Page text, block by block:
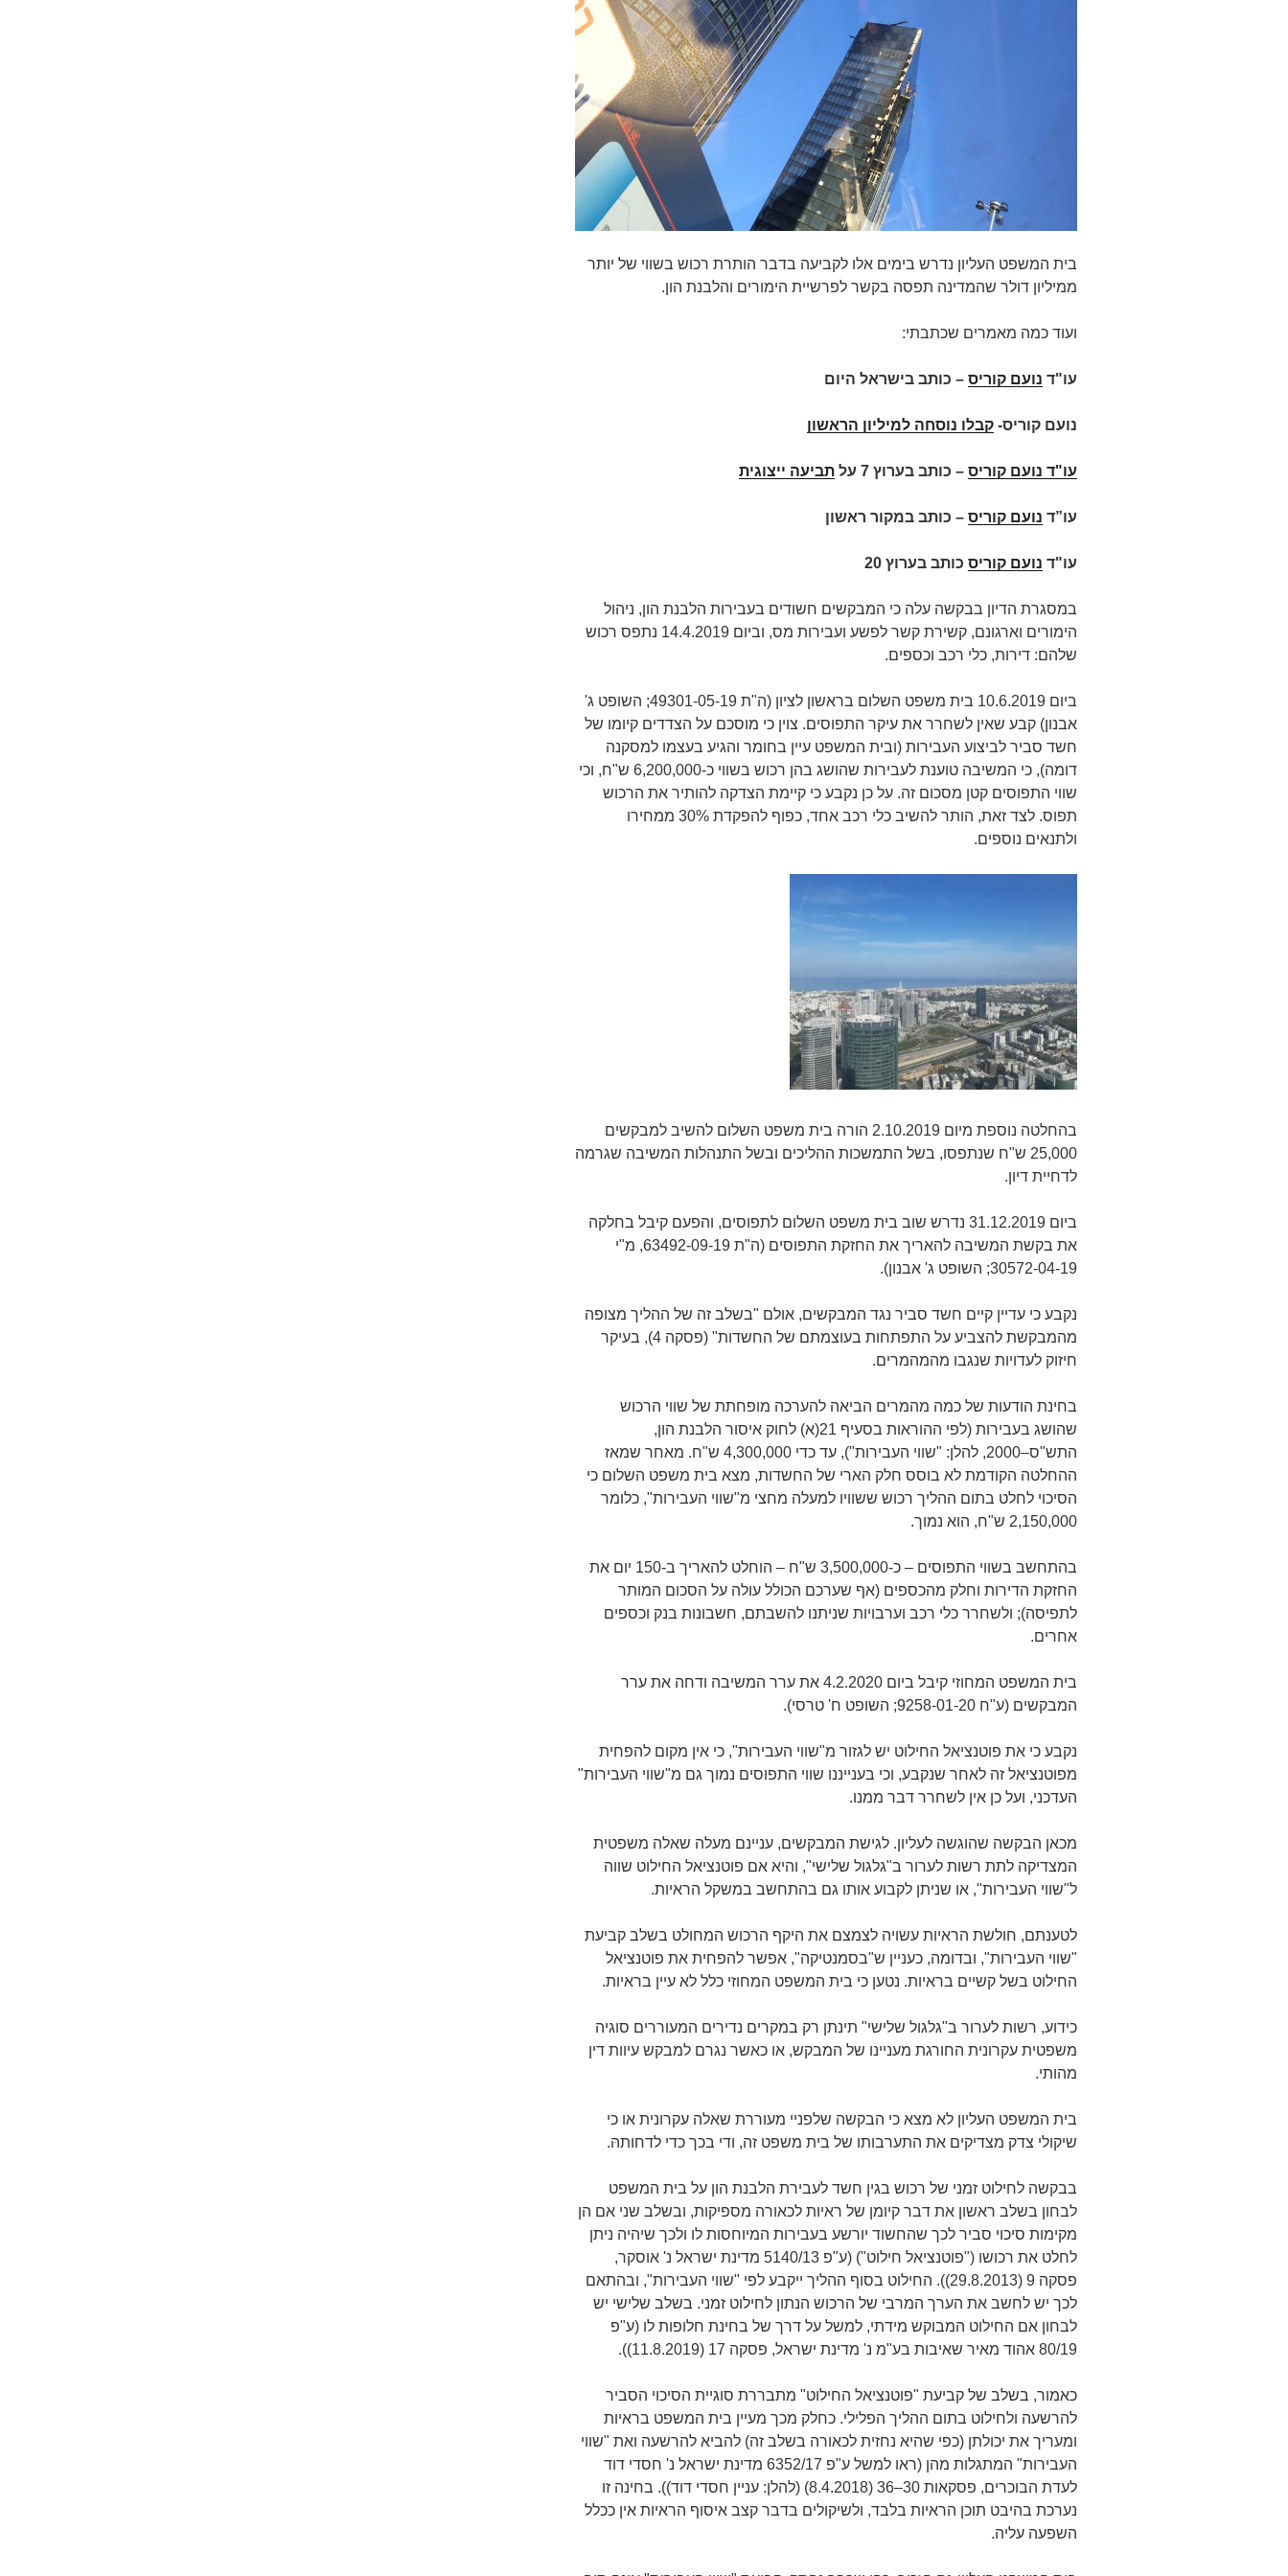
בית המשפט העליון נדרש בימים אלו לקביעה בדבר הותרת רכוש בשווי של יותר
ממיליון דולר שהמדינה תפסה בקשר לפרשיית הימורים והלבנת הון.
ועוד כמה מאמרים שכתבתי:
עו"ד נועם קוריס – כותב בישראל היום
נועם קוריס- קבלו נוסחה למיליון הראשון
עו"ד נועם קוריס – כותב בערוץ 7 על תביעה ייצוגית
עו”ד נועם קוריס – כותב במקור ראשון
עו"ד נועם קוריס כותב בערוץ 20
במסגרת הדיון בבקשה עלה כי המבקשים חשודים בעבירות הלבנת הון, ניהול
הימורים וארגונם, קשירת קשר לפשע ועבירות מס, וביום 14.4.2019 נתפס רכוש
שלהם: דירות, כלי רכב וכספים.
ביום 10.6.2019 בית משפט השלום בראשון לציון (ה"ת 49301-05-19; השופט ג'
אבנון) קבע שאין לשחרר את עיקר התפוסים. צוין כי מוסכם על הצדדים קיומו של
חשד סביר לביצוע העבירות (ובית המשפט עיין בחומר והגיע בעצמו למסקנה
דומה), כי המשיבה טוענת לעבירות שהושג בהן רכוש בשווי כ-6,200,000 ש"ח, וכי
שווי התפוסים קטן מסכום זה. על כן נקבע כי קיימת הצדקה להותיר את הרכוש
תפוס. לצד זאת, הותר להשיב כלי רכב אחד, כפוף להפקדת 30% ממחירו
ולתנאים נוספים.
בהחלטה נוספת מיום 2.10.2019 הורה בית משפט השלום להשיב למבקשים
25,000 ש"ח שנתפסו, בשל התמשכות ההליכים ובשל התנהלות המשיבה שגרמה
לדחיית דיון.
ביום 31.12.2019 נדרש שוב בית משפט השלום לתפוסים, והפעם קיבל בחלקה
את בקשת המשיבה להאריך את החזקת התפוסים (ה"ת 63492-09-19, מ"י
30572-04-19; השופט ג' אבנון).
נקבע כי עדיין קיים חשד סביר נגד המבקשים, אולם "בשלב זה של ההליך מצופה
מהמבקשת להצביע על התפתחות בעוצמתם של החשדות" (פסקה 4), בעיקר
חיזוק לעדויות שנגבו מהמהמרים.
בחינת הודעות של כמה מהמרים הביאה להערכה מופחתת של שווי הרכוש
שהושג בעבירות (לפי ההוראות בסעיף 21(א) לחוק איסור הלבנת הון,
התש"ס–2000, להלן: "שווי העבירות"), עד כדי 4,300,000 ש"ח. מאחר שמאז
ההחלטה הקודמת לא בוסס חלק הארי של החשדות, מצא בית משפט השלום כי
הסיכוי לחלט בתום ההליך רכוש ששוויו למעלה מחצי מ"שווי העבירות", כלומר
2,150,000 ש"ח, הוא נמוך.
בהתחשב בשווי התפוסים – כ-3,500,000 ש"ח – הוחלט להאריך ב-150 יום את
החזקת הדירות וחלק מהכספים (אף שערכם הכולל עולה על הסכום המותר
לתפיסה); ולשחרר כלי רכב וערבויות שניתנו להשבתם, חשבונות בנק וכספים
אחרים.
בית המשפט המחוזי קיבל ביום 4.2.2020 את ערר המשיבה ודחה את ערר
המבקשים (ע"ח 9258-01-20; השופט ח' טרסי).
נקבע כי את פוטנציאל החילוט יש לגזור מ"שווי העבירות", כי אין מקום להפחית
מפוטנציאל זה לאחר שנקבע, וכי בענייננו שווי התפוסים נמוך גם מ"שווי העבירות"
העדכני, ועל כן אין לשחרר דבר ממנו.
מכאן הבקשה שהוגשה לעליון. לגישת המבקשים, עניינם מעלה שאלה משפטית
המצדיקה לתת רשות לערור ב"גלגול שלישי", והיא אם פוטנציאל החילוט שווה
ל"שווי העבירות", או שניתן לקבוע אותו גם בהתחשב במשקל הראיות.
לטענתם, חולשת הראיות עשויה לצמצם את היקף הרכוש המחולט בשלב קביעת
"שווי העבירות", ובדומה, כעניין ש"בסמנטיקה", אפשר להפחית את פוטנציאל
החילוט בשל קשיים בראיות. נטען כי בית המשפט המחוזי כלל לא עיין בראיות.
כידוע, רשות לערור ב"גלגול שלישי" תינתן רק במקרים נדירים המעוררים סוגיה
משפטית עקרונית החורגת מעניינו של המבקש, או כאשר נגרם למבקש עיוות דין
מהותי.
בית המשפט העליון לא מצא כי הבקשה שלפניי מעוררת שאלה עקרונית או כי
שיקולי צדק מצדיקים את התערבותו של בית משפט זה, ודי בכך כדי לדחותהּ.
בבקשה לחילוט זמני של רכוש בגין חשד לעבירת הלבנת הון על בית המשפט
לבחון בשלב ראשון את דבר קיומן של ראיות לכאורה מספיקות, ובשלב שני אם הן
מקימות סיכוי סביר לכך שהחשוד יורשע בעבירות המיוחסות לו ולכך שיהיה ניתן
לחלט את רכושו ("פוטנציאל חילוט") (ע"פ 5140/13 מדינת ישראל נ' אוסקר,
פסקה 9 (29.8.2013)). החילוט בסוף ההליך ייקבע לפי "שווי העבירות", ובהתאם
לכך יש לחשב את הערך המרבי של הרכוש הנתון לחילוט זמני. בשלב שלישי יש
לבחון אם החילוט המבוקש מידתי, למשל על דרך של בחינת חלופות לו (ע"פ
80/19 אהוד מאיר שאיבות בע"מ נ' מדינת ישראל, פסקה 17 (11.8.2019)).
כאמור, בשלב של קביעת "פוטנציאל החילוט" מתבררת סוגיית הסיכוי הסביר
להרשעה ולחילוט בתום ההליך הפלילי. כחלק מכך מעיין בית המשפט בראיות
ומעריך את יכולתן (כפי שהיא נחזית לכאורה בשלב זה) להביא להרשעה ואת "שווי
העבירות" המתגלות מהן (ראו למשל ע"פ 6352/17 מדינת ישראל נ' חסדי דוד
לעדת הבוכרים, פסקאות 30–36 (8.4.2018) (להלן: עניין חסדי דוד)). בחינה זו
נערכת בהיבט תוכן הראיות בלבד, ולשיקולים בדבר קצב איסוף הראיות אין ככלל
השפעה עליה.